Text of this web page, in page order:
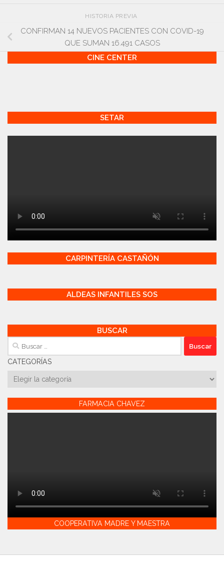
HISTORIA PREVIA
CONFIRMAN 14 NUEVOS PACIENTES CON COVID-19
QUE SUMAN 16.491 CASOS
CINE CENTER
SETAR
CARPINTERÍA CASTAÑÓN
ALDEAS INFANTILES SOS
BUSCAR
Buscar:
CATEGORÍAS
Categorías
FARMACIA CHAVEZ
COOPERATIVA MADRE Y MAESTRA